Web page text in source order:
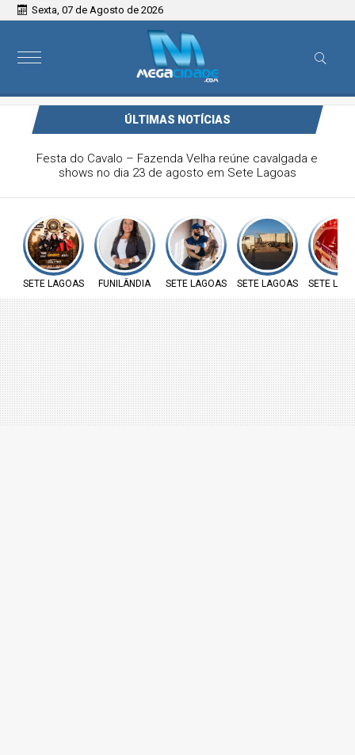
Sexta, 07 de Agosto de 2026
ÚLTIMAS NOTÍCIAS
Vereadora Carol Moura apresenta requerimento na defesa
sobre insalubridade aos servidores públicos e ao direito à
SETE LAGOAS FUNILÂNDIA SETE LAGOAS SETE LAGOAS SETE